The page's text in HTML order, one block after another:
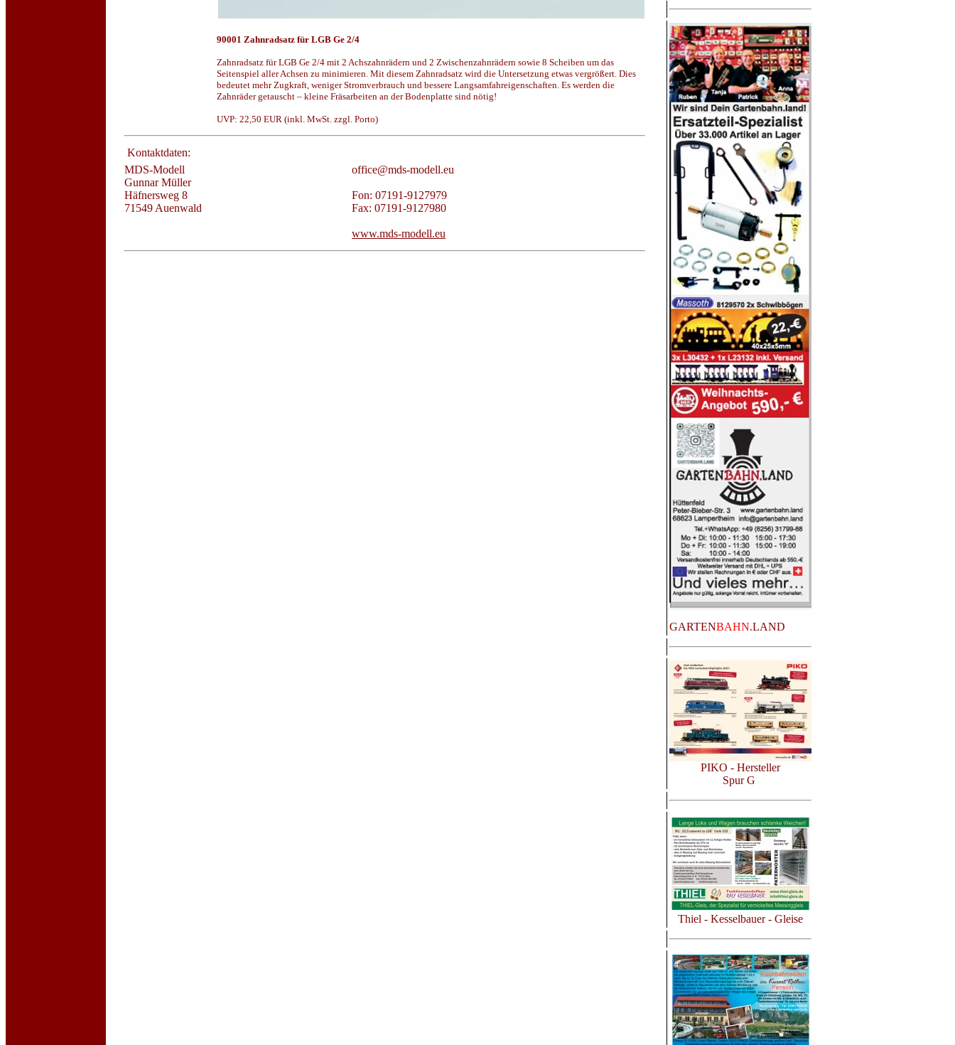
90001 Zahnradsatz für LGB Ge 2/4
Zahnradsatz für LGB Ge 2/4 mit 2 Achszahnrädern und 2 Zwischenzahnrädern sowie 8 Scheiben um das
Seitenspiel aller Achsen zu minimieren. Mit diesem Zahnradsatz wird die Untersetzung etwas vergrößert. Dies
bedeutet mehr Zugkraft, weniger Stromverbrauch und bessere Langsamfahreigenschaften. Es werden die
Zahnräder getauscht – kleine Fräsarbeiten an der Bodenplatte sind nötig!
UVP: 22,50 EUR (inkl. MwSt. zzgl. Porto)
Kontaktdaten:
MDS-Modell
Gunnar Müller
Häfnersweg 8
71549 Auenwald
office@mds-modell.eu
Fon: 07191-9127979
Fax: 07191-9127980
www.mds-modell.eu
GARTENBAHN.LAND
PIKO - Hersteller
Spur G
Thiel - Kesselbauer - Gleise